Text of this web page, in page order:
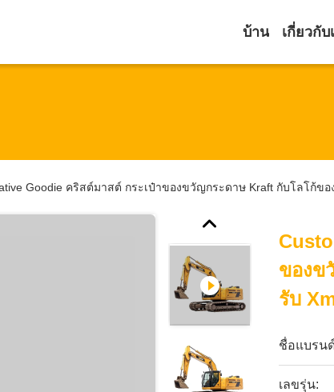
บ้าน เกี่ยวกับ
Goodie คริสต์มาสต์ กระเป๋าของขวัญกระดาษ Kraft กับโลโก้ข
ของข
รับ
ชื่อแบรน
เลขรุ่น: